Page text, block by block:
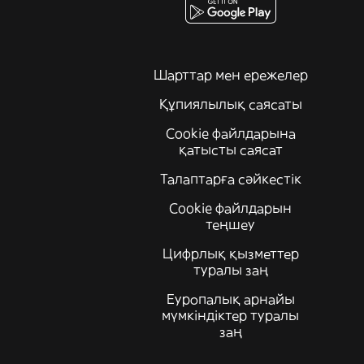
Шарттар мен ережелер
Құпиялылық саясаты
Cookie файлдарына
қатысты саясат
Талаптарға сәйкестік
Cookie файлдарын
теңшеу
Цифрлық қызметтер
туралы заң
Еуропалық арнайы
мүмкіндіктер туралы
заң